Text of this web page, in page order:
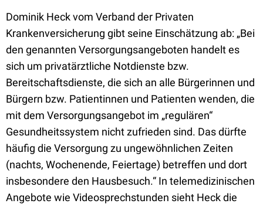
Dominik Heck vom Verband der Privaten
Krankenversicherung gibt seine Einschätzung ab: „Bei
den genannten Versorgungsangeboten handelt es
sich um privatärztliche Notdienste bzw.
Bereitschaftsdienste, die sich an alle Bürgerinnen und
Bürgern bzw. Patientinnen und Patienten wenden, die
mit dem Versorgungsangebot im „regulären“
Gesundheitssystem nicht zufrieden sind. Das dürfte
häufig die Versorgung zu ungewöhnlichen Zeiten
(nachts, Wochenende, Feiertage) betreffen und dort
insbesondere den Hausbesuch.“ In telemedizinischen
Angebote wie Videosprechstunden sieht Heck die